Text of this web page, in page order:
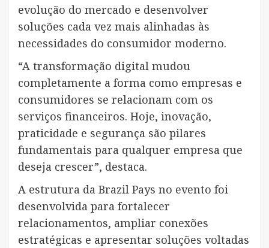
evolução do mercado e desenvolver
soluções cada vez mais alinhadas às
necessidades do consumidor moderno.
“A transformação digital mudou
completamente a forma como empresas e
consumidores se relacionam com os
serviços financeiros. Hoje, inovação,
praticidade e segurança são pilares
fundamentais para qualquer empresa que
deseja crescer”, destaca.
A estrutura da Brazil Pays no evento foi
desenvolvida para fortalecer
relacionamentos, ampliar conexões
estratégicas e apresentar soluções voltadas